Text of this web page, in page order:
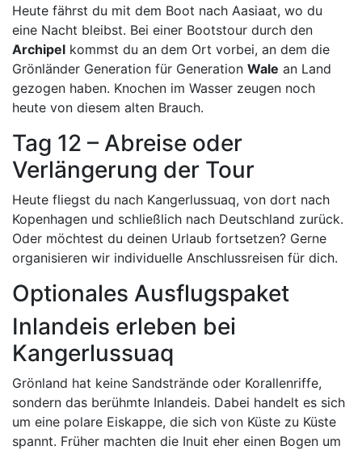
Heute fährst du mit dem Boot nach Aasiaat, wo du
eine Nacht bleibst. Bei einer Bootstour durch den
Archipel kommst du an dem Ort vorbei, an dem die
Grönländer Generation für Generation Wale an Land
gezogen haben. Knochen im Wasser zeugen noch
heute von diesem alten Brauch.
Tag 12 – Abreise oder
Verlängerung der Tour
Heute fliegst du nach Kangerlussuaq, von dort nach
Kopenhagen und schließlich nach Deutschland zurück.
Oder möchtest du deinen Urlaub fortsetzen? Gerne
organisieren wir individuelle Anschlussreisen für dich.
Optionales Ausflugspaket
Inlandeis erleben bei
Kangerlussuaq
Grönland hat keine Sandstrände oder Korallenriffe,
sondern das berühmte Inlandeis. Dabei handelt es sich
um eine polare Eiskappe, die sich von Küste zu Küste
spannt. Früher machten die Inuit eher einen Bogen um